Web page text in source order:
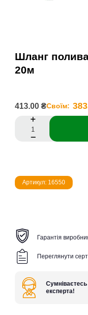
Шланг
20м
413.00 ₴Своїм:
Артикул: 16550
Гарантія
Переглянути
Сумніваєтесь
експерта!